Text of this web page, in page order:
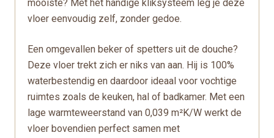
mooiste? Met het handige kliksysteem leg je deze
vloer eenvoudig zelf, zonder gedoe.
Een omgevallen beker of spetters uit de douche?
Deze vloer trekt zich er niks van aan. Hij is 100%
waterbestendig en daardoor ideaal voor vochtige
ruimtes zoals de keuken, hal of badkamer. Met een
lage warmteweerstand van 0,039 m²K/W werkt de
vloer bovendien perfect samen met